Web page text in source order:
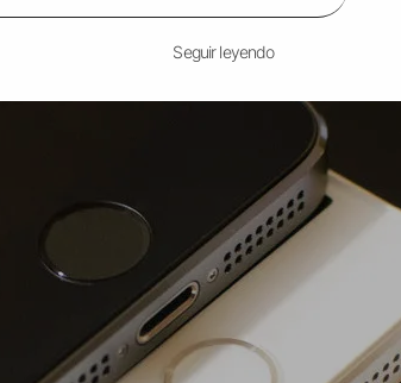
sino que también se plantea
Seguir leyendo